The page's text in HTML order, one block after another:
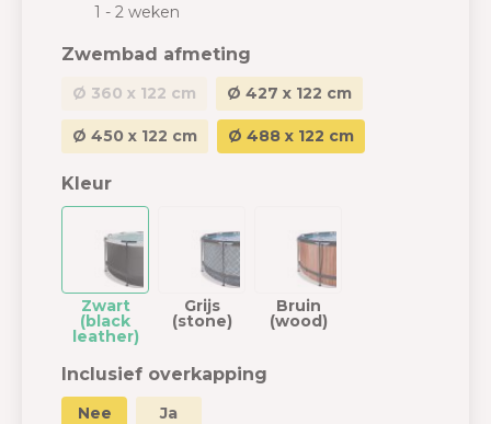
1 - 2 weken
Zwembad afmeting
Ø 360 x 122 cm Ø 427 x 122 cm
Ø 450 x 122 cm Ø 488 x 122 cm
Kleur
Zwart
(black
leather)
Grijs
(stone)
Bruin
(wood)
Inclusief overkapping
Nee Ja